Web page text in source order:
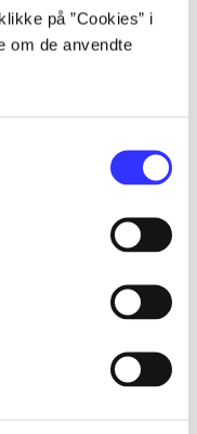
på ”Cookies” i
om de anvendte
udgivelser